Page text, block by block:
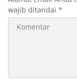
wajib ditandai *